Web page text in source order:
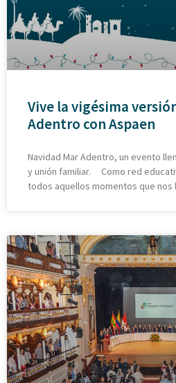
Vive la vigésima
Adentro con Aspaen
Navidad Mar Adentro, un evento
y unión familiar. Como red
todos aquellos momentos que nos